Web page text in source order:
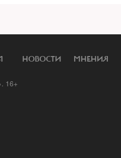
НОВОСТИ МНЕНИЯ
16+